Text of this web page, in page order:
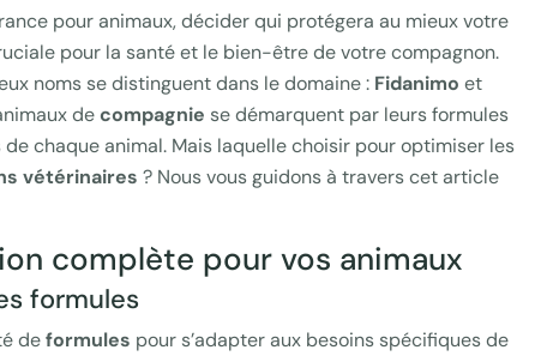
pour animaux, décider qui protégera au mieux votre
pour la santé et le bien-être de votre compagnon.
noms se distinguent dans le domaine : Fidanimo et
decompagnie se démarquent par leurs formules
chaque animal. Mais laquelle choisir pour optimiser les
vétérinaires ? Nous vous guidons à travers cet article
complète pour vos animaux
formules
deformules pour s’adapter aux besoins spécifiques de